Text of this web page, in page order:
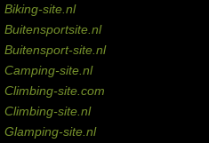
Biking-site.nl
Buitensportsite.nl
Buitensport-site.nl
Camping-site.nl
Climbing-site.com
Climbing-site.nl
Glamping-site.nl